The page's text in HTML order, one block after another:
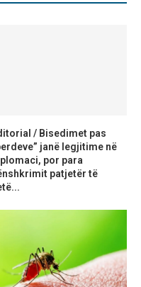
/ Bisedimet pas
janë legjitime në
por para
patjetër të